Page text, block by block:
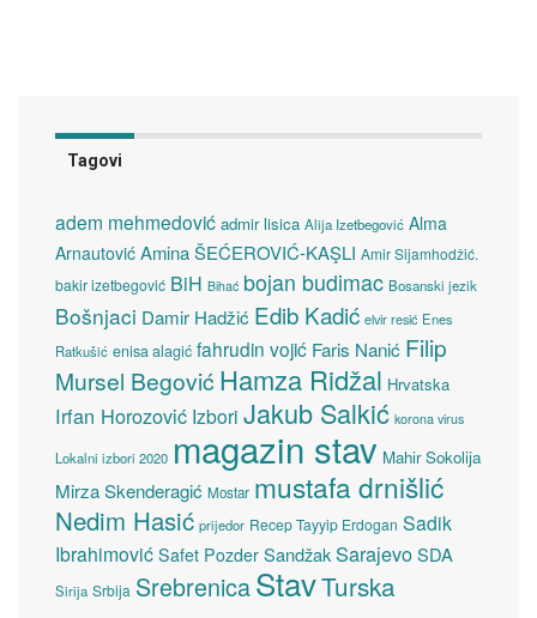
Tagovi
adem mehmedović admir lisica Alija Izetbegović Alma
Arnautović Amina ŠEĆEROVIĆ-KAŞLI Amir Sijamhodžić.
bakir izetbegović BiH Bihać bojan budimac Bosanski jezik
Bošnjaci Damir Hadžić Edib Kadić elvir resić Enes
Ratkušić enisa alagić fahrudin vojić Faris Nanić Filip
Mursel Begović Hamza Ridžal Hrvatska
Irfan Horozović Izbori Jakub Salkić korona virus
Lokalni izbori 2020 magazin stav Mahir Sokolija
Mirza Skenderagić Mostar mustafa drnišlić
Nedim Hasić prijedor Recep Tayyip Erdogan Sadik
Ibrahimović Safet Pozder SandžakSarajevoSDA
Sirija Srbija SrebrenicaStavTurska